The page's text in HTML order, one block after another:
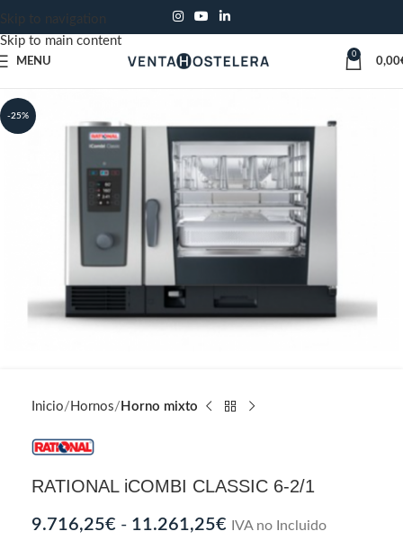
Skip to navigation
Skip to main content
MENU
0
0,00
-25%
Inicio Hornos Horno mixto
RATIONAL iCOMBI CLASSIC 6-2/1
9.716,25€ - 11.261,25€ IVA no Incluido